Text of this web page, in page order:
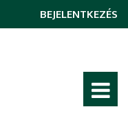
BEJELENTKEZÉS